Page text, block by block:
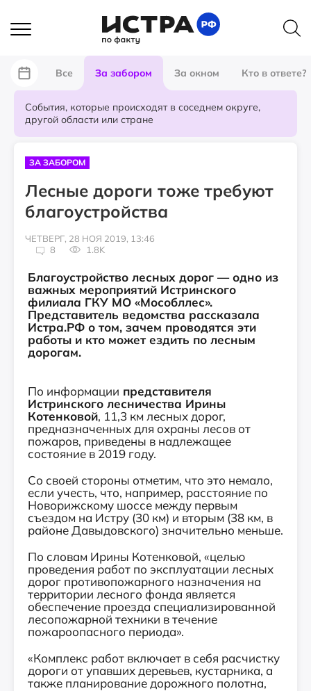
Все За забором За окном Кто в ответе?
События, которые происходят в соседнем округе,
другой области или стране
ЗА ЗАБОРОМ
Лесные дороги тоже требуют
благоустройства
ЧЕТВЕРГ, 28 НОЯ 2019, 13:46
8
1.8K
Благоустройство лесных дорог — одно из
важных мероприятий Истринского
филиала ГКУ МО «Мособллес».
Представитель ведомства рассказала
Истра.РФ о том, зачем проводятся эти
работы и кто может ездить по лесным
дорогам.
По информации представителя
Истринского лесничества Ирины
Котенковой, 11,3 км лесных дорог,
предназначенных для охраны лесов от
пожаров, приведены в надлежащее
состояние в 2019 году.
Со своей стороны отметим, что это немало,
если учесть, что, например, расстояние по
Новорижскому шоссе между первым
съездом на Истру (30 км) и вторым (38 км, в
районе Давыдовского) значительно меньше.
По словам Ирины Котенковой, «целью
проведения работ по эксплуатации лесных
дорог противопожарного назначения на
территории лесного фонда является
обеспечение проезда специализированной
лесопожарной техники в течение
пожароопасного периода».
«Комплекс работ включает в себя расчистку
дороги от упавших деревьев, кустарника, а
также планирование дорожного полотна,